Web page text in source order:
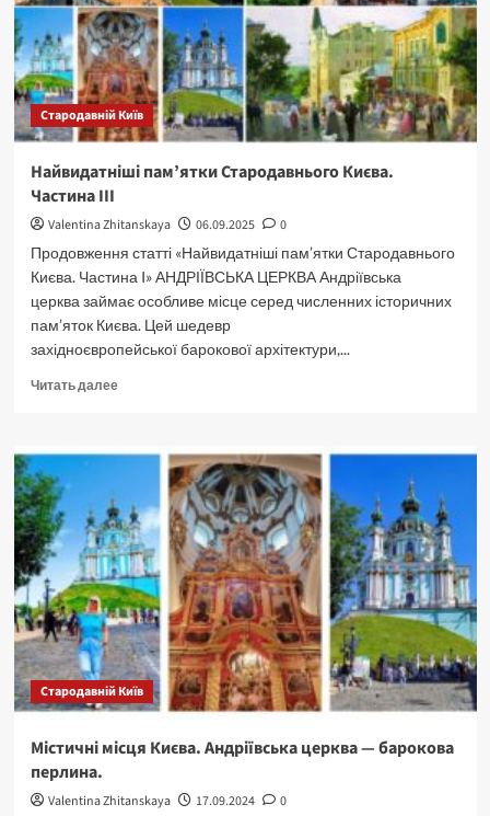
Стародавній Київ
Найвидатніші пам’ятки Стародавнього Києва.
Частина III
Valentina Zhitanskaya 06.09.2025
0
Продовження статті «Найвидатніші пам’ятки Стародавнього
Києва. Частина I» АНДРІЇВСЬКА ЦЕРКВА Андріївська
церква займає особливе місце серед численних історичних
пам’яток Києва. Цей шедевр
західноєвропейської барокової архітектури,...
Читать далееПрочитать
пам’ятки
Стародавнього
Києва.
Частина
III
Стародавній Київ
Містичні місця Києва. Андріївська церква — барокова
перлина.
Valentina Zhitanskaya 17.09.2024 0